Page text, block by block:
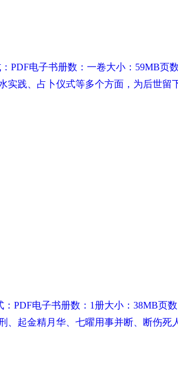
PDF电子书册数：一卷大小：59MB
实践、占卜仪式等多个方面，为后世留
PDF电子书册数：1册大小：38MB
、起金精月华、七曜用事并断、断伤死